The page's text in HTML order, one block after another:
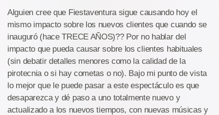
Alguien cree que Fiestaventura sigue causando hoy el
mismo impacto sobre los nuevos clientes que cuando se
inauguró (hace TRECE AÑOS)?? Por no hablar del
impacto que pueda causar sobre los clientes habituales
(sin debatir detalles menores como la calidad de la
pirotecnia o si hay cometas o no). Bajo mi punto de vista
lo mejor que le puede pasar a este espectáculo es que
desaparezca y dé paso a uno totalmente nuevo y
actualizado a los nuevos tiempos, con nuevas músicas y